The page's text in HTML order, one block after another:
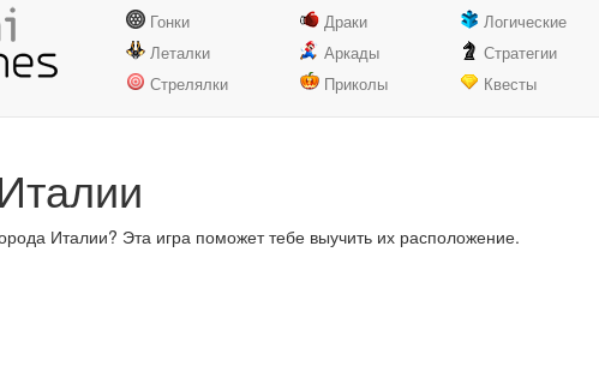
Гонки
Леталки
Стрелялки
Драки
Аркады
Приколы
Логические
Стратегии
Квесты
Италии? Эта игра поможет тебе выучить их расположение.